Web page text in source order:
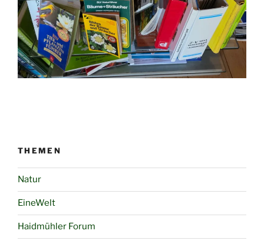
THEMEN
Natur
EineWelt
Haidmühler Forum